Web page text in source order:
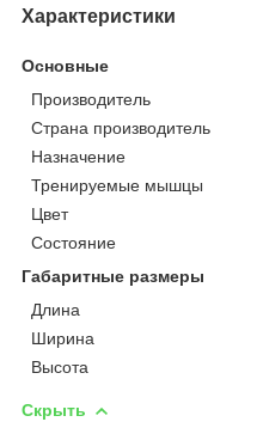
Характеристики
Основные
Производитель
Страна производитель
Назначение
Тренируемые мышцы
Цвет
Состояние
Габаритные размеры
Длина
Ширина
Высота
Скрыть